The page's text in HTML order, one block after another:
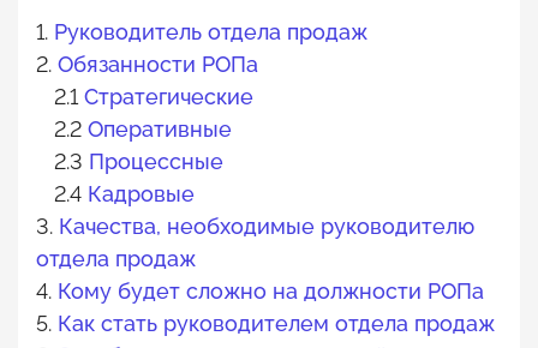
1. Руководитель отдела продаж
2. Обязанности РОПа
2.1 Стратегические
2.2 Оперативные
2.3 Процессные
2.4 Кадровые
3. Качества, необходимые руководителю
отдела продаж
4. Кому будет сложно на должности РОПа
5. Как стать руководителем отдела продаж